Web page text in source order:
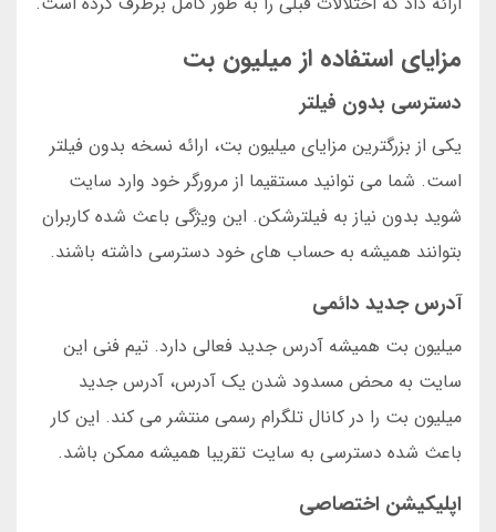
مزایای استفاده از میلیون بت
دسترسی بدون فیلتر
یکی از بزرگترین مزایای میلیون بت، ارائه نسخه بدون فیلتر
است. شما می توانید مستقیما از مرورگر خود وارد سایت
شوید بدون نیاز به فیلترشکن. این ویژگی باعث شده کاربران
بتوانند همیشه به حساب های خود دسترسی داشته باشند.
آدرس جدید دائمی
میلیون بت همیشه آدرس جدید فعالی دارد. تیم فنی این
سایت به محض مسدود شدن یک آدرس، آدرس جدید
میلیون بت را در کانال تلگرام رسمی منتشر می کند. این کار
باعث شده دسترسی به سایت تقریبا همیشه ممکن باشد.
اپلیکیشن اختصاصی